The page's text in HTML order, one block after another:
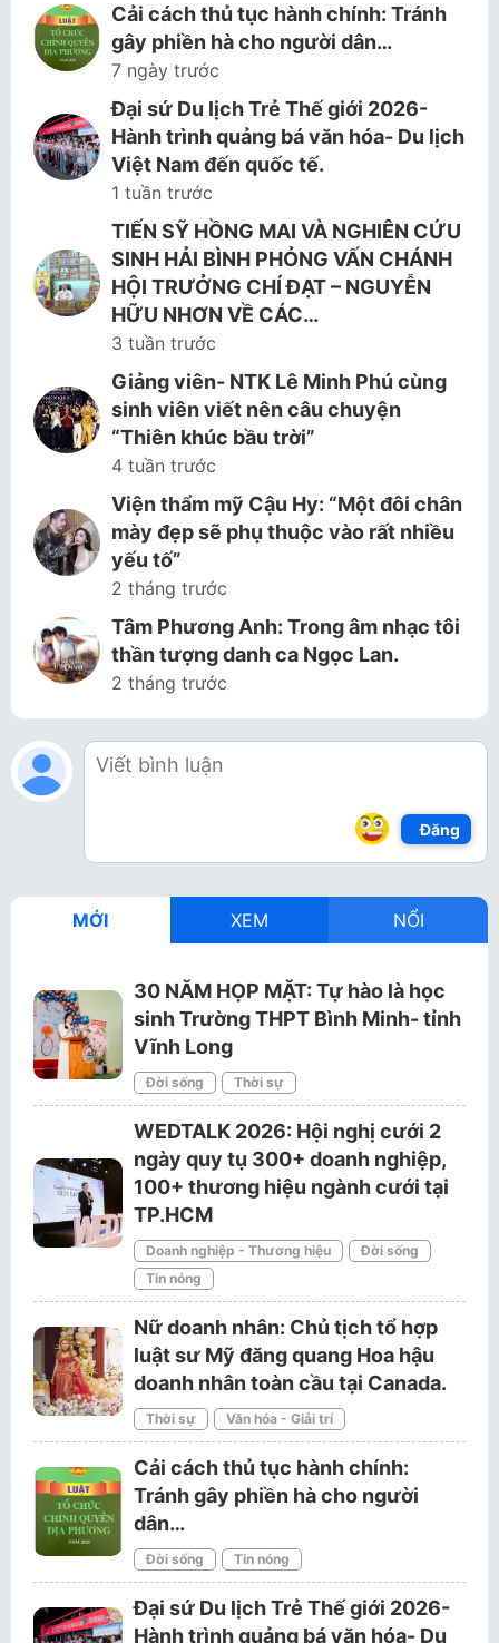
Cải cách thủ tục hành chính: Tránh
gây phiền hà cho người dân…
7 ngày trước
Đại sứ Du lịch Trẻ Thế giới 2026-
Hành trình quảng bá văn hóa- Du lịch
Việt Nam đến quốc tế.
1 tuần trước
TIẾN SỸ HỒNG MAI VÀ NGHIÊN CỨU
SINH HẢI BÌNH PHỎNG VẤN CHÁNH
HỘI TRƯỞNG CHÍ ĐẠT – NGUYỄN
HỮU NHƠN VỀ CÁC…
3 tuần trước
Giảng viên- NTK Lê Minh Phú cùng
sinh viên viết nên câu chuyện
“Thiên khúc bầu trời”
4 tuần trước
Viện thẩm mỹ Cậu Hy: “Một đôi chân
mày đẹp sẽ phụ thuộc vào rất nhiều
yếu tố”
2 tháng trước
Tâm Phương Anh: Trong âm nhạc tôi
thần tượng danh ca Ngọc Lan.
2 tháng trước
Đăng
MỚI XEM NỔI
30 NĂM HỌP MẶT: Tự hào là học
sinh Trường THPT Bình Minh- tỉnh
Vĩnh Long
Đời sống Thời sự
WEDTALK 2026: Hội nghị cưới 2
ngày quy tụ 300+ doanh nghiệp,
100+ thương hiệu ngành cưới tại
TP.HCM
Doanh nghiệp - Thương hiệu
Đời sống
Tin nóng
Nữ doanh nhân: Chủ tịch tổ hợp
luật sư Mỹ đăng quang Hoa hậu
doanh nhân toàn cầu tại Canada.
Thời sự Văn hóa - Giải trí
Cải cách thủ tục hành chính:
Tránh gây phiền hà cho người
dân…
Đời sống Tin nóng
Đại sứ Du lịch Trẻ Thế giới 2026-
Hành trình quảng bá văn hóa- Du